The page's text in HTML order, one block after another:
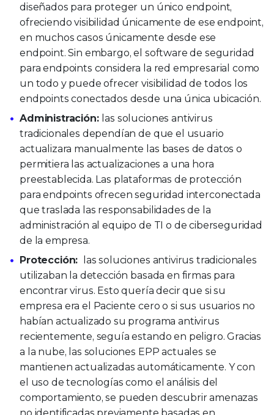
diseñados para proteger un único endpoint,
ofreciendo visibilidad únicamente de ese endpoint,
en muchos casos únicamente desde ese
endpoint. Sin embargo, el software de seguridad
para endpoints considera la red empresarial como
un todo y puede ofrecer visibilidad de todos los
endpoints conectados desde una única ubicación.
Administración: las soluciones antivirus
tradicionales dependían de que el usuario
actualizara manualmente las bases de datos o
permitiera las actualizaciones a una hora
preestablecida. Las plataformas de protección
para endpoints ofrecen seguridad interconectada
que traslada las responsabilidades de la
administración al equipo de TI o de ciberseguridad
de la empresa.
Protección:
las soluciones antivirus tradicionales
utilizaban la detección basada en firmas para
encontrar virus. Esto quería decir que si su
empresa era el Paciente cero o si sus usuarios no
habían actualizado su programa antivirus
recientemente, seguía estando en peligro. Gracias
a la nube, las soluciones EPP actuales se
mantienen actualizadas automáticamente. Y con
el uso de tecnologías como el análisis del
comportamiento, se pueden descubrir amenazas